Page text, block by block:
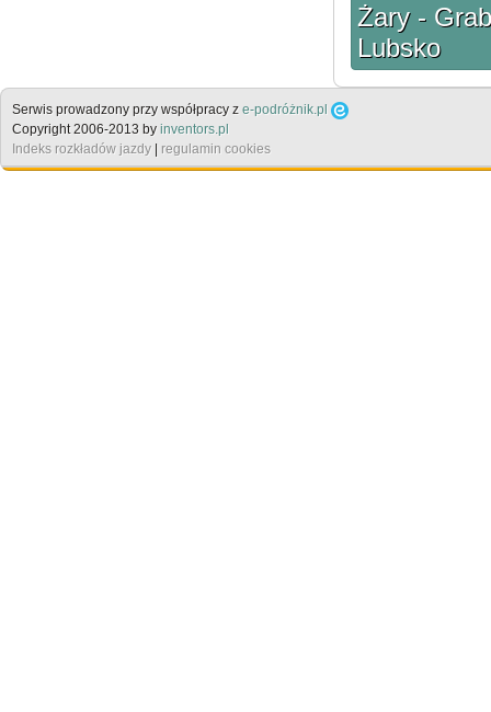
Żary -
Lubsko
Serwis prowadzony przy współpracy z e-podróżnik.pl
Copyright 2006-2013 by inventors.pl
Indeks rozkładów jazdy
regulamin cookies